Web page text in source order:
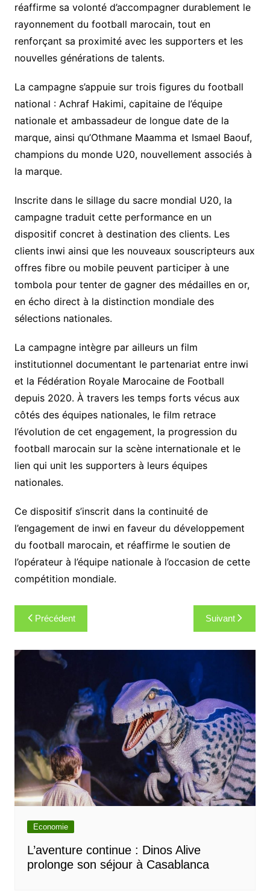
réaffirme sa volonté d’accompagner durablement le
rayonnement du football marocain, tout en
renforçant sa proximité avec les supporters et les
nouvelles générations de talents.
La campagne s’appuie sur trois figures du football
national : Achraf Hakimi, capitaine de l’équipe
nationale et ambassadeur de longue date de la
marque, ainsi qu’Othmane Maamma et Ismael Baouf,
champions du monde U20, nouvellement associés à
la marque.
Inscrite dans le sillage du sacre mondial U20, la
campagne traduit cette performance en un
dispositif concret à destination des clients. Les
clients inwi ainsi que les nouveaux souscripteurs aux
offres fibre ou mobile peuvent participer à une
tombola pour tenter de gagner des médailles en or,
en écho direct à la distinction mondiale des
sélections nationales.
La campagne intègre par ailleurs un film
institutionnel documentant le partenariat entre inwi
et la Fédération Royale Marocaine de Football
depuis 2020. À travers les temps forts vécus aux
côtés des équipes nationales, le film retrace
l’évolution de cet engagement, la progression du
football marocain sur la scène internationale et le
lien qui unit les supporters à leurs équipes
nationales.
Ce dispositif s’inscrit dans la continuité de
l’engagement de inwi en faveur du développement
du football marocain, et réaffirme le soutien de
l’opérateur à l’équipe nationale à l’occasion de cette
compétition mondiale.
Navigation
de
l’article
Précédent Suivant
Economie
L’aventure continue : Dinos Alive
prolonge son séjour à Casablanca